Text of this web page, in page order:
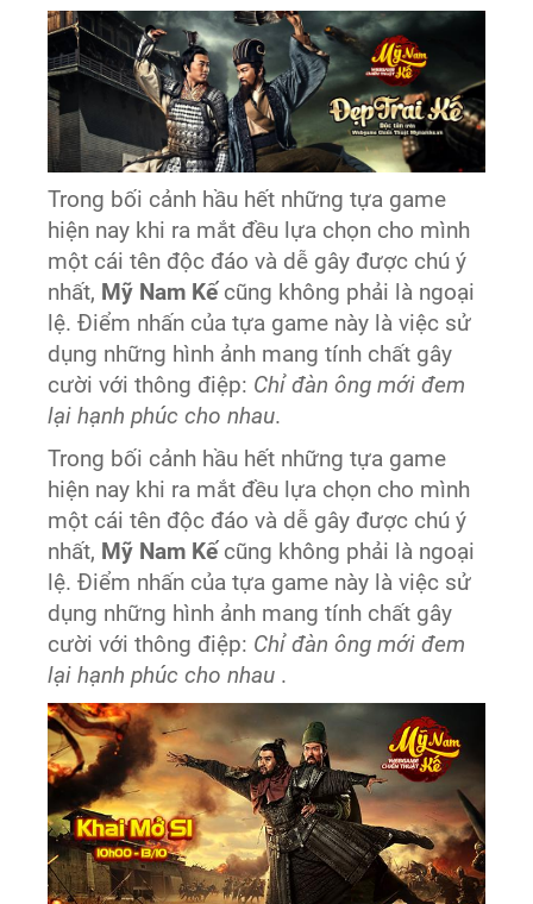
Trong bối cảnh hầu hết những tựa game
hiện nay khi ra mắt đều lựa chọn cho mình
một cái tên độc đáo và dễ gây được chú ý
nhất, Mỹ Nam Kế cũng không phải là ngoại
lệ. Điểm nhấn của tựa game này là việc sử
dụng những hình ảnh mang tính chất gây
cười với thông điệp: Chỉ đàn ông mới đem
lại hạnh phúc cho nhau.
Trong bối cảnh hầu hết những tựa game
hiện nay khi ra mắt đều lựa chọn cho mình
một cái tên độc đáo và dễ gây được chú ý
nhất, Mỹ Nam Kế cũng không phải là ngoại
lệ. Điểm nhấn của tựa game này là việc sử
dụng những hình ảnh mang tính chất gây
cười với thông điệp: Chỉ đàn ông mới đem
lại hạnh phúc cho nhau .